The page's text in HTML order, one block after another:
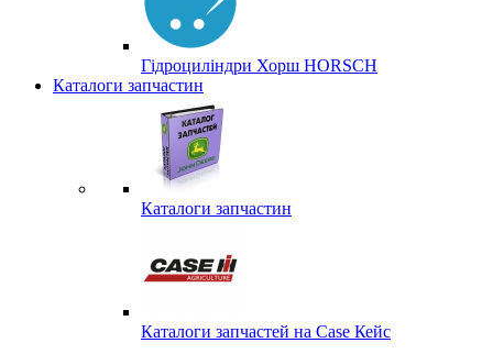
Гідроциліндри Хорш HORSCH
Каталоги запчастин
Каталоги запчастин
Каталоги запчастей на Case Кейс